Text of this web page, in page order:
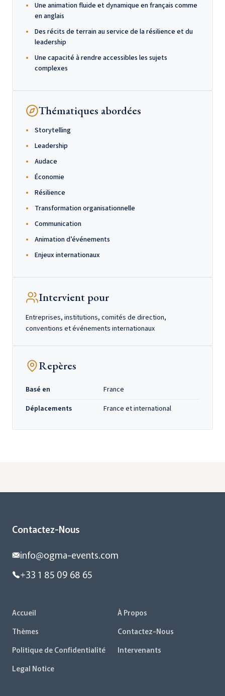
Une animation fluide et dynamique en français comme
en anglais
Des récits de terrain au service de la résilience et du
leadership
Une capacité à rendre accessibles les sujets
complexes
Thématiques abordées
Storytelling
Leadership
Audace
Économie
Résilience
Transformation organisationnelle
Communication
Animation d’événements
Enjeux internationaux
Intervient pour
Entreprises, institutions, comités de direction,
conventions et événements internationaux
Repères
Basé en
France
Déplacements
France et international
Contactez-Nous
info@ogma-events.com
+33 1 85 09 68 65
Accueil
À Propos
Thèmes
Contactez-Nous
Politique de Confidentialité
Intervenants
Legal Notice